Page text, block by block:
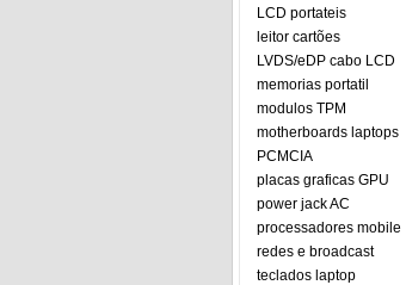
LCD portateis
leitor cartões
LVDS/eDP cabo LCD
memorias portatil
modulos TPM
motherboards laptops
PCMCIA
placas graficas GPU
power jack AC
processadores mobile
redes e broadcast
teclados laptop